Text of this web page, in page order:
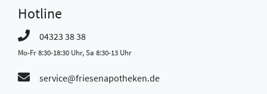
Hotline
04323 38 38
Mo-Fr 8:30-18:30 Uhr, Sa 8:30-13 Uhr
service@friesenapotheken.de